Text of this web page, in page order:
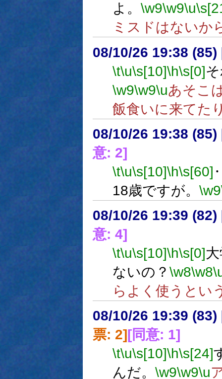
よ。 \w9\w9\u
ミスドはないか
08/10/26 19:38 (85)
\t\u\s[10]\h\s[0]
\w9\w9\uあそこ
飯食いに来てた
08/10/26 19:38 (85)
意: 2]
\t\u\s[10]\h\s[60]
18歳ですが。 \w9
08/10/26 19:39 (82)
意: 4]
\t\u\s[10]\h\s[0]
ないの？ \w8\w8
らよく使うとい
08/10/26 19:39 (83)
票: 2][同意: 1]
\t\u\s[10]\h\s[24]
んだ。 \w9\w9\u